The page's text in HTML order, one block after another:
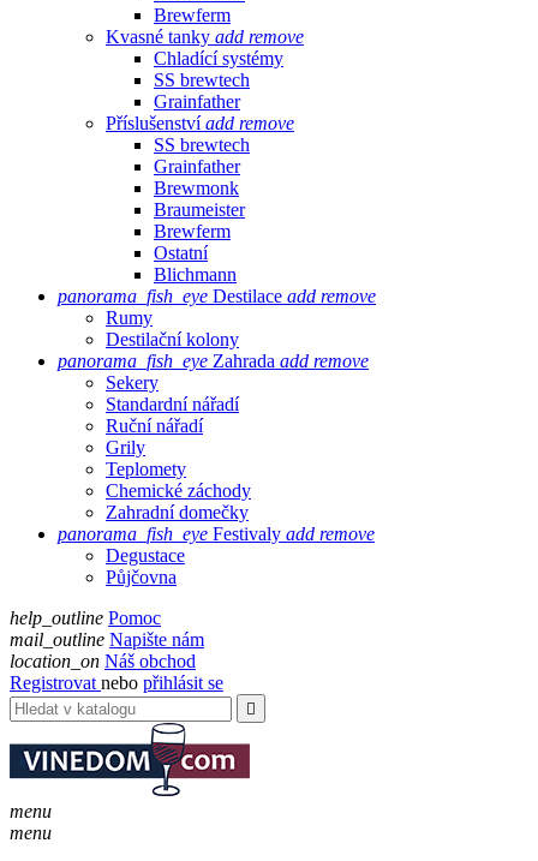
Brewferm
Kvasné tanky add remove
Chladící systémy
SS brewtech
Grainfather
Příslušenství add remove
SS brewtech
Grainfather
Brewmonk
Braumeister
Brewferm
Ostatní
Blichmann
panorama_fish_eye Destilace add remove
Rumy
Destilační kolony
panorama_fish_eye Zahrada add remove
Sekery
Standardní nářadí
Ruční nářadí
Grily
Teplomety
Chemické záchody
Zahradní domečky
panorama_fish_eye Festivaly add remove
Degustace
Půjčovna
help_outline Pomoc
mail_outline Napište nám
location_on Náš obchod
Registrovat nebo přihlásit se

menu
menu